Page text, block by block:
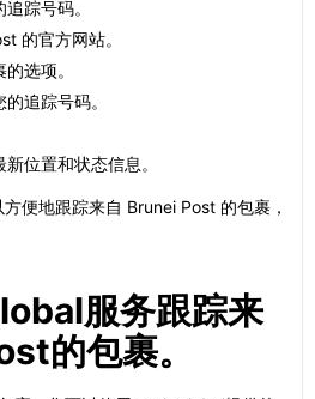
踪号码。
的官方网站。
选项。
追踪号码。
位置和状态信息。
便地跟踪来自 Brunei Post 的包裹，
服务跟踪来
的包裹。